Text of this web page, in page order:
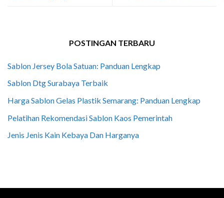
POSTINGAN TERBARU
Sablon Jersey Bola Satuan: Panduan Lengkap
Sablon Dtg Surabaya Terbaik
Harga Sablon Gelas Plastik Semarang: Panduan Lengkap
Pelatihan Rekomendasi Sablon Kaos Pemerintah
Jenis Jenis Kain Kebaya Dan Harganya